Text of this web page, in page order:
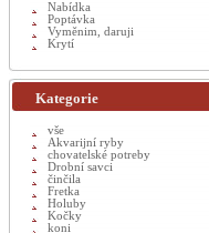
Nabídka
Poptávka
Vyměnim, daruji
Krytí
Kategorie
vše
Akvarijní ryby
chovatelské potreby
Drobní savci
činčila
Fretka
Holuby
Kočky
koni